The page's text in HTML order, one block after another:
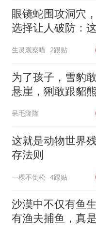
眼镜蛇围攻洞穴
选择让人破防：
生灵观察喵 2跟贴
为了孩子，雪豹
悬崖，猁敢跟貂
呆毛隆隆
这就是动物世界
存法则
一棵不倒松 4跟贴
沙漠中不仅有鱼
有渔夫捕鱼，真